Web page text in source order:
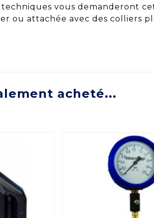
techniques vous demanderont
ou attachée avec des colliers
acheté...